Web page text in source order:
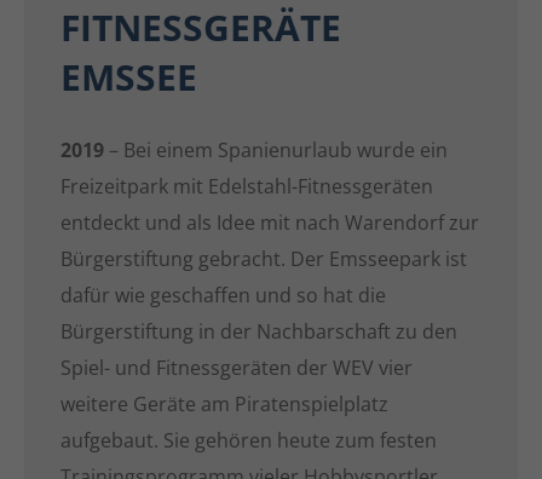
FITNESSGERÄTE
EMSSEE
2019 – Bei einem Spanienurlaub wurde ein
Freizeitpark mit Edelstahl-Fitnessgeräten
entdeckt und als Idee mit nach Warendorf zur
Bürgerstiftung gebracht. Der Emsseepark ist
dafür wie geschaffen und so hat die
Bürgerstiftung in der Nachbarschaft zu den
Spiel- und Fitnessgeräten der WEV vier
weitere Geräte am Piratenspielplatz
aufgebaut. Sie gehören heute zum festen